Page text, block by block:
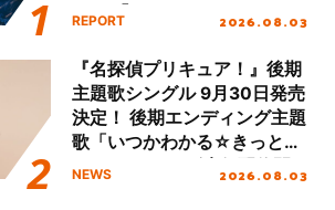
Final「NICE to meet YOU
ート!!
REPORT 2026.08.03
『名探偵プリキュア！』後期
主題歌シングル 9月30日発売
決定！ 後期エンディング主題
歌「いつかわかる☆きっとあ
える」TVサイズ先行配信開
NEWS 2026.08.03